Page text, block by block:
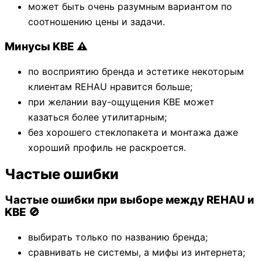
может быть очень разумным вариантом по
соотношению цены и задачи.
Минусы KBE ⚠️
по восприятию бренда и эстетике некоторым
клиентам REHAU нравится больше;
при желании вау-ощущения KBE может
казаться более утилитарным;
без хорошего стеклопакета и монтажа даже
хороший профиль не раскроется.
Частые ошибки
Частые ошибки при выборе между REHAU и
KBE 🚫
выбирать только по названию бренда;
сравнивать не системы, а мифы из интернета;